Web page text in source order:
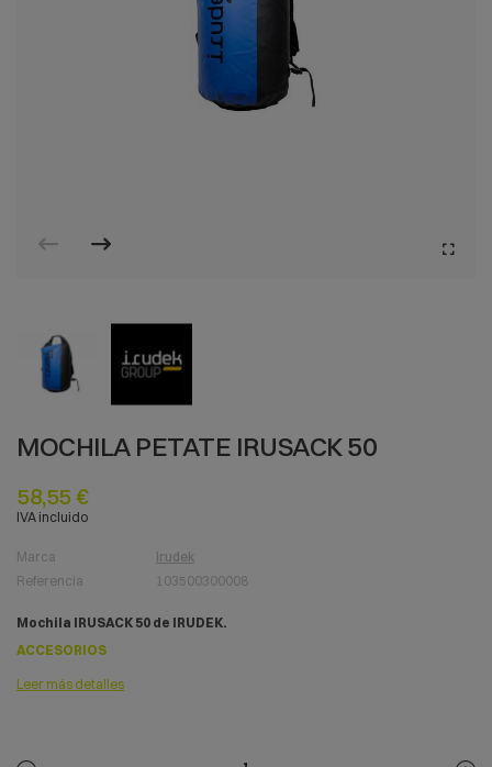
MOCHILA PETATE IRUSACK 50
58,55 €
IVA incluido
Marca
Irudek
Referencia
103500300008
Mochila IRUSACK 50 de IRUDEK.
ACCESORIOS
Leer más detalles